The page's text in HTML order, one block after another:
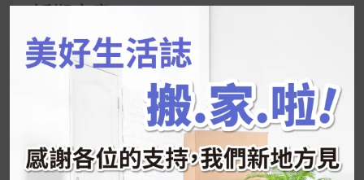
鍵
韓國人為什麼不容易胖？
推的MZ Diet ！
好吃的蛋白點心還有好玩的運動小遊戲！今年過
年已經等不及帶這盒跟我的親戚、朋友們一起分
享～